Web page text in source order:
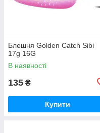
Блешня Golden Catch Sibi
17g 16G
В наявності
135 ₴
Купити